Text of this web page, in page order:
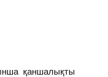
қаншалықты